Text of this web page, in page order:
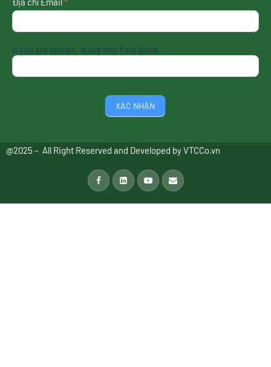
If you are human, leave this field blank.
XÁC NHẬN
@2025 – All Right Reserved and Developed byVTCCo.vn